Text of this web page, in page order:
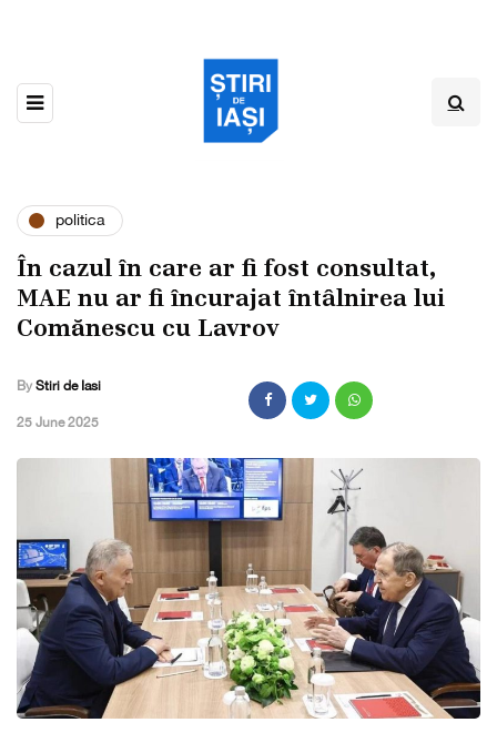
politica
În cazul în care ar fi fost consultat,
MAE nu ar fi încurajat întâlnirea lui
Comănescu cu Lavrov
By Stiri de Iasi
,25 June 2025